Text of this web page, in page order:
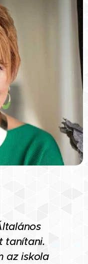
tanítani.
az iskola